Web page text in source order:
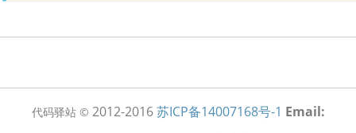
代码驿站 © 2012-2016 苏ICP备14007168号-1 Email: